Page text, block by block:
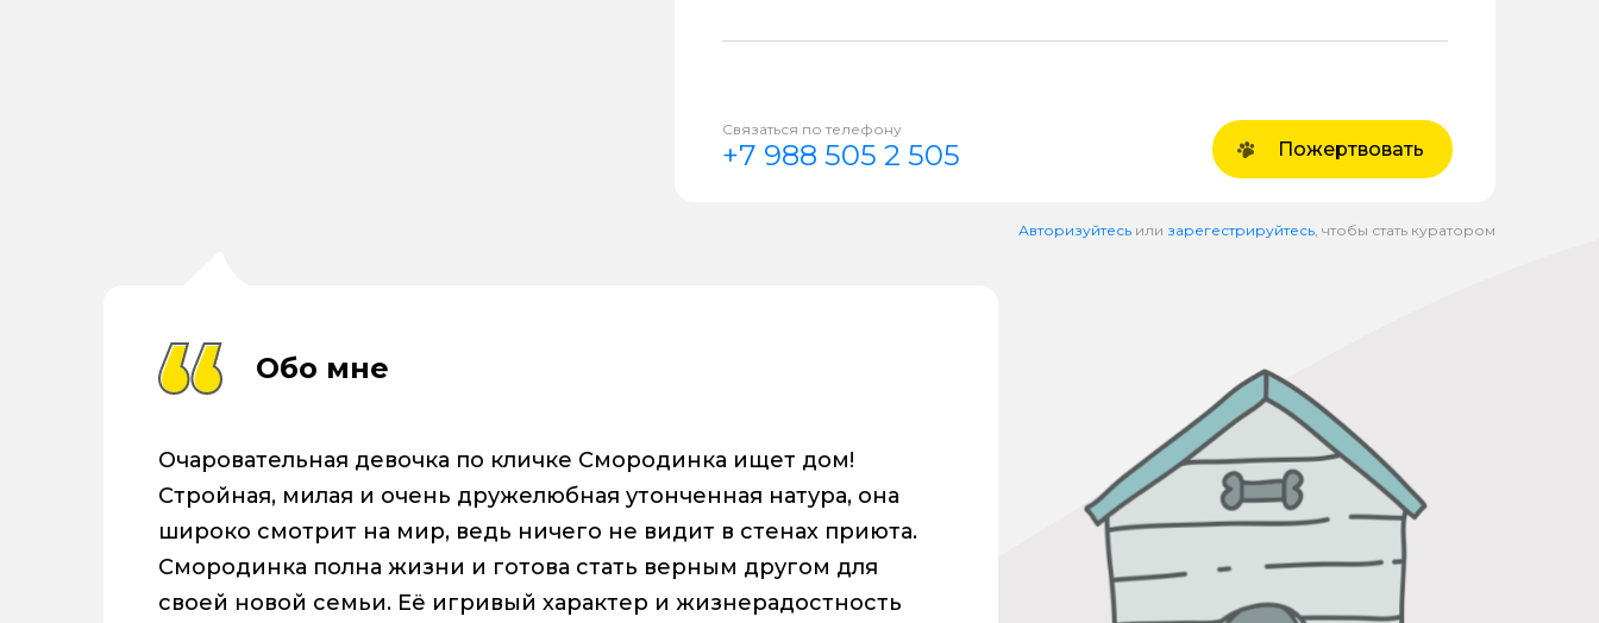
Связаться по телефону
+7 988 505 2 505 Пожертвовать
Авторизуйтесь или зарегестрируйтесь , чтобы стать куратором
Обо мне
Очаровательная девочка по кличке Смородинка ищет дом!
Стройная, милая и очень дружелюбная утонченная натура, она
широко смотрит на мир, ведь ничего не видит в стенах приюта.
Смородинка полна жизни и готова стать верным другом для
своей новой семьи. Её игривый характер и жизнерадостность